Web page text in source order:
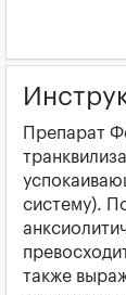
Препарат
систему).
также